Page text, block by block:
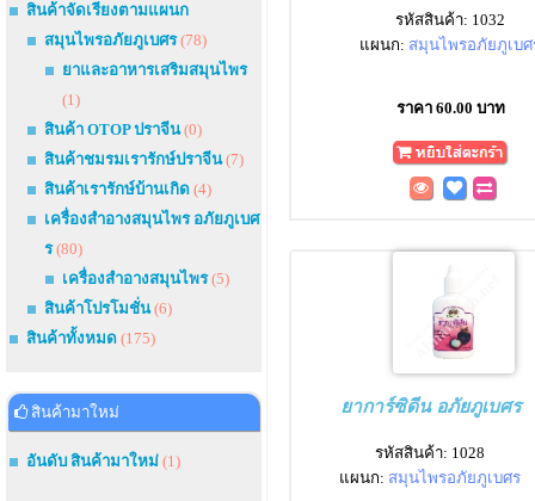
สินค้าจัดเรียงตามแผนก
สมุนไพรอภัยภูเบศร(78)
ยาและอาหารเสริมสมุนไพร
(1)
สินค้า OTOP ปราจีน(0)
สินค้าชมรมเรารักษ์ปราจีน(7)
สินค้าเรารักษ์บ้านเกิด (4)
เครื่องสำอางสมุนไพร อภัยภูเบศ
ร(80)
เครื่องสำอางสมุนไพร(5)
สินค้าโปรโมชั่น(6)
สินค้าทั้งหมด (175)
สินค้ามาใหม่
อันดับ สินค้ามาใหม่ (1)
รหัสสินค้า: 1032
แผนก: สมุนไพรอภัยภูเบศ
ราคา 60.00 บาท
ยาการ์ซิดีน อภัยภูเบศร
รหัสสินค้า: 1028
แผนก: สมุนไพรอภัยภูเบศร